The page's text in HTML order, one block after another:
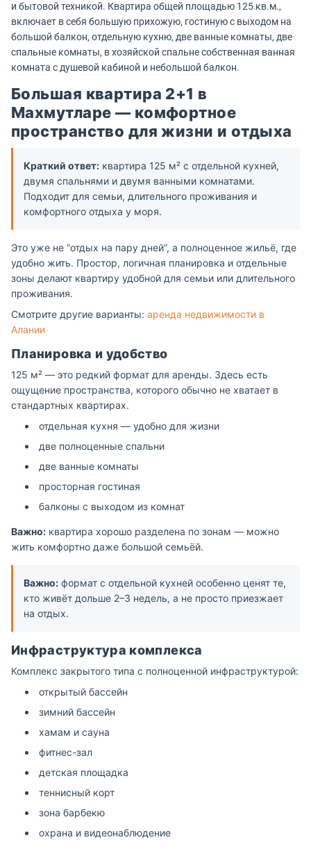
и бытовой техникой. Квартира общей площадью 125 кв.м.,
включает в себя большую прихожую, гостиную с выходом на
большой балкон, отдельную кухню, две ванные комнаты, две
спальные комнаты, в хозяйской спальне собственная ванная
комната с душевой кабиной и небольшой балкон.
Большая квартира 2+1 в
Махмутларе — комфортное
пространство для жизни и отдыха
Краткий ответ: квартира 125 м² с отдельной кухней,
двумя спальнями и двумя ванными комнатами.
Подходит для семьи, длительного проживания и
комфортного отдыха у моря.
Это уже не “отдых на пару дней”, а полноценное жильё, где
удобно жить. Простор, логичная планировка и отдельные
зоны делают квартиру удобной для семьи или длительного
проживания.
Смотрите другие варианты: аренда недвижимости в
Алании
Планировка и удобство
125 м² — это редкий формат для аренды. Здесь есть
ощущение пространства, которого обычно не хватает в
стандартных квартирах.
отдельная кухня — удобно для жизни
две полноценные спальни
две ванные комнаты
просторная гостиная
балконы с выходом из комнат
Важно: квартира хорошо разделена по зонам — можно
жить комфортно даже большой семьёй.
Важно: формат с отдельной кухней особенно ценят те,
кто живёт дольше 2–3 недель, а не просто приезжает
на отдых.
Инфраструктура комплекса
Комплекс закрытого типа с полноценной инфраструктурой:
открытый бассейн
зимний бассейн
хамам и сауна
фитнес-зал
детская площадка
теннисный корт
зона барбекю
охрана и видеонаблюдение